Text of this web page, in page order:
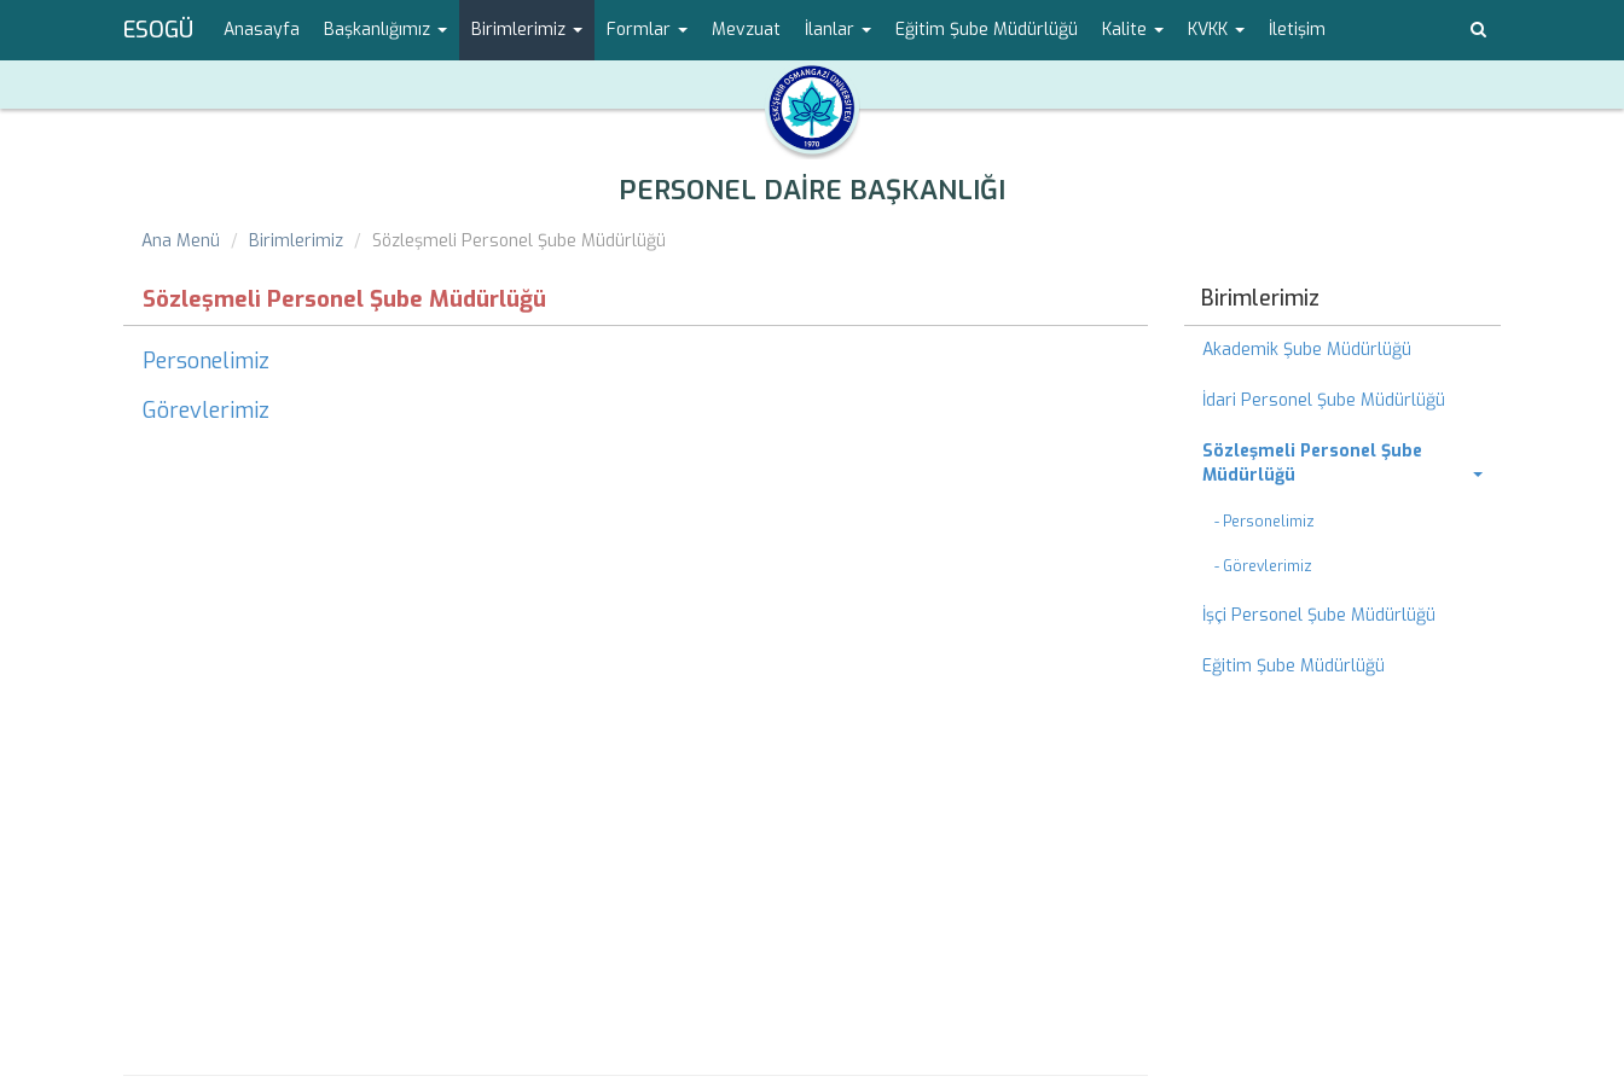
ESOGÜ Anasayfa Başkanlığımız Birimlerimiz Formlar Mevzuat İlanlar Eğitim Şube Müdürlüğü Kalite KVKK İletişim
PERSONEL DAİRE BAŞKANLIĞI
Ana Menü Birimlerimiz Sözleşmeli Personel Şube Müdürlüğü
Sözleşmeli Personel Şube Müdürlüğü
Personelimiz
Görevlerimiz
Birimlerimiz
Akademik Şube Müdürlüğü
İdari Personel Şube Müdürlüğü
Sözleşmeli Personel Şube
Müdürlüğü
- Personelimiz
- Görevlerimiz
İşçi Personel Şube Müdürlüğü
Eğitim Şube Müdürlüğü